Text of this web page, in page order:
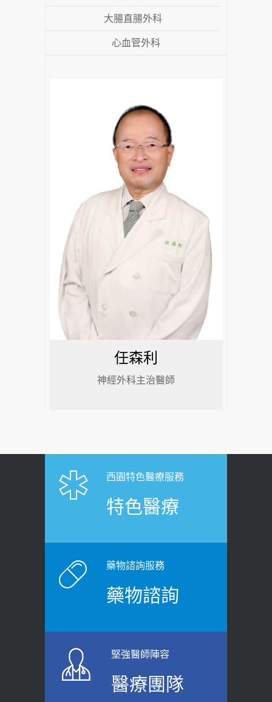
大腸直腸外科
心血管外科
任森利
神經外科主治醫師
西園特色醫療服務
特色醫療
藥物諮詢服務
藥物諮詢
堅強醫師陣容
醫療團隊